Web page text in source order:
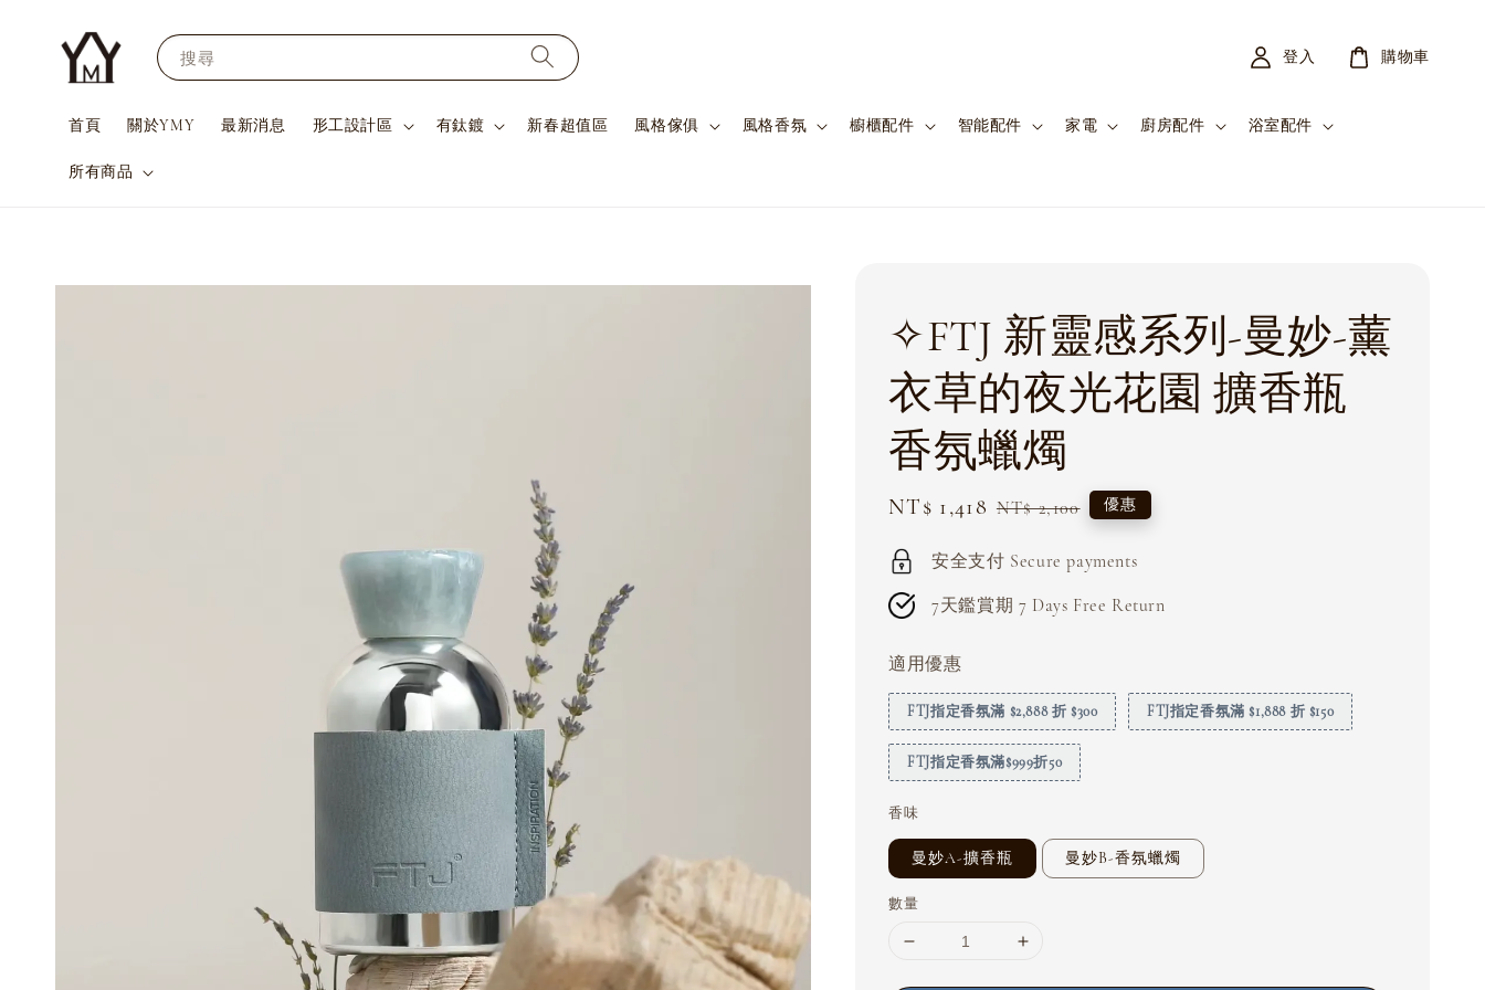
搜尋
首頁 關於YMY 最新消息 形工設計區 有鈦鍍 新春超值區 風格傢俱 風格香氛 櫥櫃配件 智能配件 家電 廚房配件 浴室配件
所有商品
登入 購物車
✧FTJ 新靈感系列-曼妙-薰
衣草的夜光花園 擴香瓶
香氛蠟燭
Sale
NT$ 1,418 Regular
NT$ 2,100 優惠
安全支付 Secure payments
7天鑑賞期 7 Days Free Return
適用優惠
FTJ指定香氛滿 $2,888 折 $300 FTJ指定香氛滿 $1,888 折 $150
FTJ指定香氛滿$999折50
香味
曼妙A-擴香瓶 曼妙B-香氛蠟燭
數量